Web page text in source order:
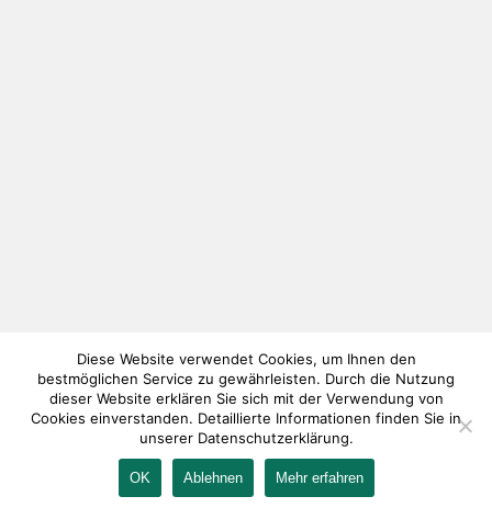
IMPRESSUM KONTAKT AGB DATENSCHUTZ
Diese Website verwendet Cookies, um Ihnen den
bestmöglichen Service zu gewährleisten. Durch die Nutzung
dieser Website erklären Sie sich mit der Verwendung von
Cookies einverstanden. Detaillierte Informationen finden Sie in
unserer Datenschutzerklärung.
OK Ablehnen Mehr erfahren